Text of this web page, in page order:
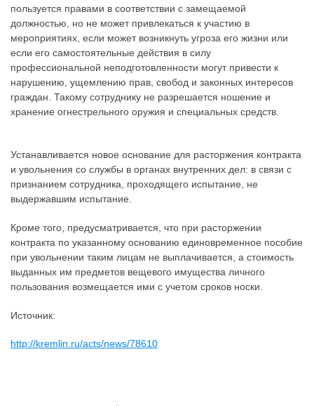
пользуется правами в соответствии с замещаемой
должностью, но не может привлекаться к участию в
мероприятиях, если может возникнуть угроза его жизни или
если его самостоятельные действия в силу
профессиональной неподготовленности могут привести к
нарушению, ущемлению прав, свобод и законных интересов
граждан. Такому сотруднику не разрешается ношение и
хранение огнестрельного оружия и специальных средств.
Устанавливается новое основание для расторжения контракта
и увольнения со службы в органах внутренних дел: в связи с
признанием сотрудника, проходящего испытание, не
выдержавшим испытание.
Кроме того, предусматривается, что при расторжении
контракта по указанному основанию единовременное пособие
при увольнении таким лицам не выплачивается, а стоимость
выданных им предметов вещевого имущества личного
пользования возмещается ими с учетом сроков носки.
Источник:
http://kremlin.ru/acts/news/78610